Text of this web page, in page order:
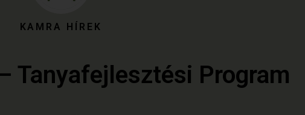
KAMRA HÍREK
Tanyafejlesztési Program